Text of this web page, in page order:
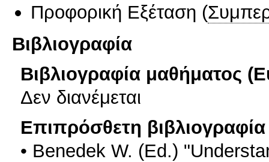
Προφορική Εξέταση (
Βιβλιογραφία
Βιβλιογραφία μαθήματος
Δεν διανέμεται
Επιπρόσθετη βιβλιογραφία
• Benedek W. (Ed.)